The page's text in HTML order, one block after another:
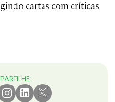
cartas com críticas